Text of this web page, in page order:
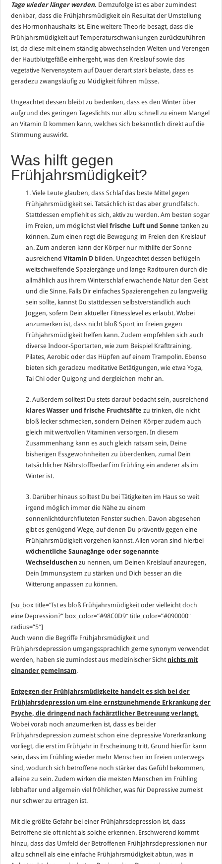
Tage wieder länger werden. Demzufolge ist es aber zumindest
denkbar, dass die Frühjahrsmüdigkeit ein Resultat der Umstellung
des Hormonhaushalts ist. Eine weitere Theorie besagt, dass die
Frühjahrsmüdigkeit auf Temperaturschwankungen zurückzuführen
ist, da diese mit einem ständig abwechselnden Weiten und Verengen
der Hautblutgefäße einhergeht, was den Kreislauf sowie das
vegetative Nervensystem auf Dauer derart stark belaste, dass es
geradezu zwangsläufig zu Müdigkeit führen müsse.
Ungeachtet dessen bleibt zu bedenken, dass es den Winter über
aufgrund des geringen Tageslichts nur allzu schnell zu einem Mangel
an Vitamin D kommen kann, welches sich bekanntlich direkt auf die
Stimmung auswirkt.
Was hilft gegen
Frühjahrsmüdigkeit?
1. Viele Leute glauben, dass Schlaf das beste Mittel gegen
Frühjahrsmüdigkeit sei. Tatsächlich ist das aber grundfalsch.
Stattdessen empfiehlt es sich, aktiv zu werden. Am besten sogar
im Freien, um möglichstviel frische Luft und Sonne tanken zu
können. Zum einen regt die Bewegung im Freien den Kreislauf
an. Zum anderen kann der Körper nur mithilfe der Sonne
ausreichendVitamin D bilden. Ungeachtet dessen beflügeln
weitschweifende Spaziergänge und lange Radtouren durch die
allmählich aus ihrem Winterschlaf erwachende Natur den Geist
und die Sinne. Falls Dir einfaches Spazierengehen zu langweilig
sein sollte, kannst Du stattdessen selbstverständlich auch
Joggen, sofern Dein aktueller Fitnesslevel es erlaubt. Wobei
anzumerken ist, dass nicht bloß Sport im Freien gegen
Frühjahrsmüdigkeit helfen kann. Zudem empfehlen sich auch
diverse Indoor-Sportarten, wie zum Beispiel Krafttraining,
Pilates, Aerobic oder das Hüpfen auf einem Trampolin. Ebenso
bieten sich geradezu meditative Betätigungen, wie etwa Yoga,
Tai Chi oder Quigong und dergleichen mehr an.
2. Außerdem solltest Du stets darauf bedacht sein, ausreichend
klares Wasser und frische Fruchtsäfte zu trinken, die nicht
bloß lecker schmecken, sondern Deinen Körper zudem auch
gleich mit wertvollen Vitaminen versorgen. In diesem
Zusammenhang kann es auch gleich ratsam sein, Deine
bisherigen Essgewohnheiten zu überdenken, zumal Dein
tatsächlicher Nährstoffbedarf im Frühling ein anderer als im
Winter ist.
3. Darüber hinaus solltest Du bei Tätigkeiten im Haus so weit
irgend möglich immer die Nähe zu einem
sonnenlichtdurchfluteten Fenster suchen. Davon abgesehen
gibt es genügend Wege, auf denen Du präventiv gegen eine
Frühjahrsmüdigkeit vorgehen kannst. Allen voran sind hierbei
wöchentliche Saunagänge oder sogenannte
Wechselduschen zu nennen, um Deinen Kreislauf anzuregen,
Dein Immunsystem zu stärken und Dich besser an die
Witterung anpassen zu können.
[su_box title=“Ist es bloß Frühjahrsmüdigkeit oder vielleicht doch
eine Depression?“ box_color=“#98C0D9″ title_color=“#090000″
radius=“5″]
Auch wenn die Begriffe Frühjahrsmüdigkeit und
Frühjahrsdepression umgangssprachlich gerne synonym verwendet
werden, haben sie zumindest aus medizinischer Sicht nichts mit
einander gemeinsam.
Entgegen der Frühjahrsmüdigkeite handelt es sich bei der
Frühjahrsdepression um eine ernstzunehmende Erkrankung der
Psyche, die dringend nach fachärztlicher Betreuung verlangt.
Wobei vorab noch anzumerken ist, dass es bei der
Frühjahrsdepression zumeist schon eine depressive Vorerkrankung
vorliegt, die erst im Frühjahr in Erscheinung tritt. Grund hierfür kann
sein, dass im Frühling wieder mehr Menschen im Freien unterwegs
sind, wodurch sich betroffene noch stärker das Gefühl bekommen,
alleine zu sein. Zudem wirken die meisten Menschen im Frühling
lebhafter und allgemein viel fröhlicher, was für Depressive zumeist
nur schwer zu ertragen ist.
Mit die größte Gefahr bei einer Frühjahrsdepression ist, dass
Betroffene sie oft nicht als solche erkennen. Erschwerend kommt
hinzu, dass das Umfeld der Betroffenen Frühjahrsdepressionen nur
allzu schnell als eine einfache Frühjahrsmüdigkeit abtun, was in